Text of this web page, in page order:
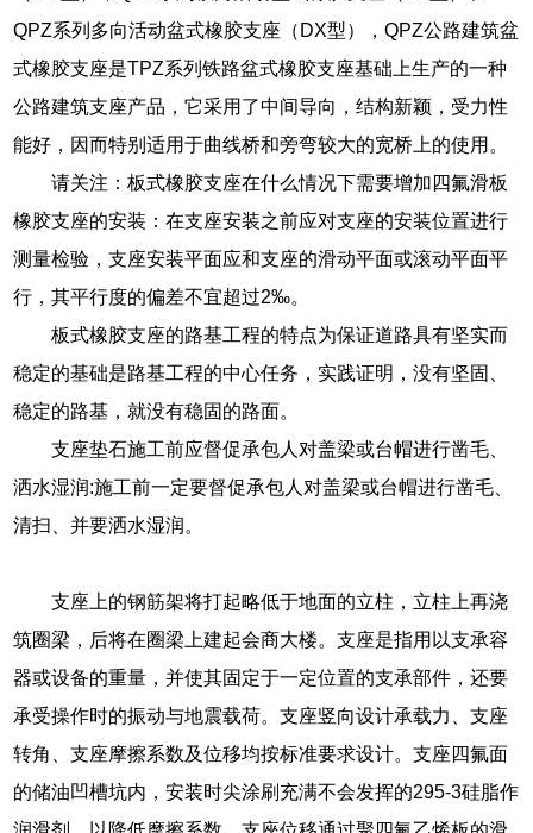
QPZ系列多向活动盆式橡胶支座（DX型），QPZ公路建筑盆
式橡胶支座是TPZ系列铁路盆式橡胶支座基础上生产的一种
公路建筑支座产品，它采用了中间导向，结构新颖，受力性
能好，因而特别适用于曲线桥和旁弯较大的宽桥上的使用。
请关注：板式橡胶支座在什么情况下需要增加四氟滑板
橡胶支座的安装：在支座安装之前应对支座的安装位置进行
测量检验，支座安装平面应和支座的滑动平面或滚动平面平
行，其平行度的偏差不宜超过2‰。
板式橡胶支座的路基工程的特点为保证道路具有坚实而
稳定的基础是路基工程的中心任务，实践证明，没有坚固、
稳定的路基，就没有稳固的路面。
支座垫石施工前应督促承包人对盖梁或台帽进行凿毛、
洒水湿润:施工前一定要督促承包人对盖梁或台帽进行凿毛、
清扫、并要洒水湿润。
支座上的钢筋架将打起略低于地面的立柱，立柱上再浇
筑圈梁，后将在圈梁上建起会商大楼。支座是指用以支承容
器或设备的重量，并使其固定于一定位置的支承部件，还要
承受操作时的振动与地震载荷。支座竖向设计承载力、支座
转角、支座摩擦系数及位移均按标准要求设计。支座四氟面
的储油凹槽坑内，安装时尖涂刷充满不会发挥的295-3硅脂作